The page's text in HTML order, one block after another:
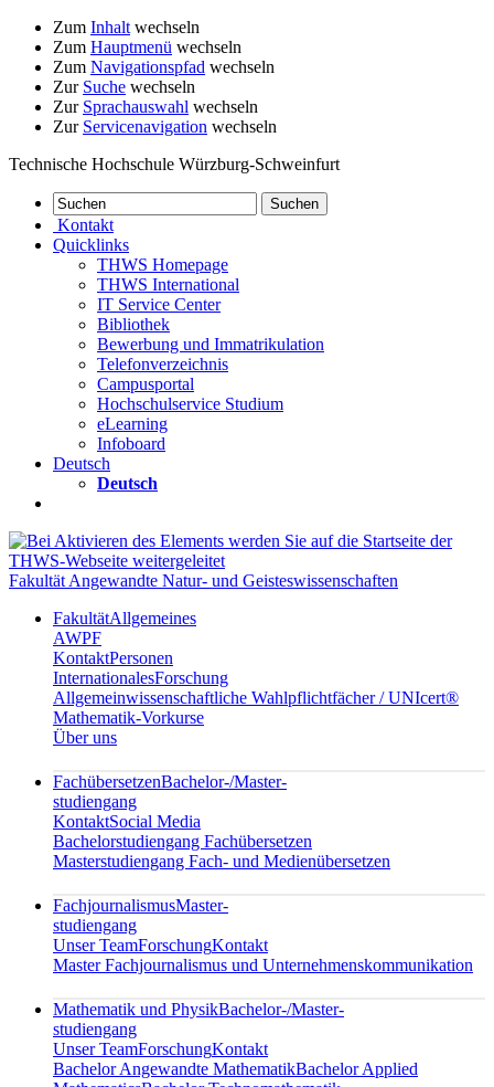
Zum Inhalt wechseln
Zum Hauptmenü wechseln
Zum Navigationspfad wechseln
Zur Suche wechseln
Zur Sprachauswahl wechseln
Zur Servicenavigation wechseln
Technische Hochschule Würzburg-Schweinfurt
Kontakt
Quicklinks
THWS Homepage
THWS International
IT Service Center
Bibliothek
Bewerbung und Immatrikulation
Telefonverzeichnis
Campusportal
Hochschulservice Studium
eLearning
Infoboard
Deutsch
Deutsch
Fakultät Angewandte Natur- und Geisteswissenschaften
FakultätAllgemeines
AWPF
KontaktPersonen
InternationalesForschung
Allgemeinwissenschaftliche Wahlpflichtfächer / UNIcert®
Mathematik-Vorkurse
Über uns
FachübersetzenBachelor-/Master-
studiengang
KontaktSocial Media
Bachelorstudiengang Fachübersetzen
Masterstudiengang Fach- und Medienübersetzen
FachjournalismusMaster-
studiengang
Unser TeamForschungKontakt
Master Fachjournalismus und Unternehmenskommunikation
Mathematik und PhysikBachelor-/Master-
studiengang
Unser TeamForschungKontakt
Bachelor Angewandte MathematikBachelor Applied